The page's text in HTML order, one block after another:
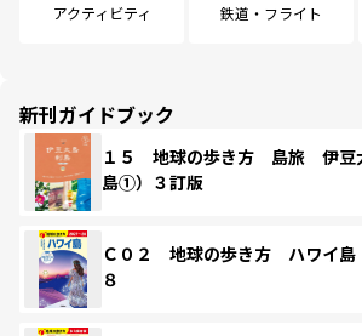
アクティビティ 鉄道・フライト
新刊ガイドブック
１５ 地球の歩き方 島旅 伊豆
島①）３訂版
Ｃ０２ 地球の歩き方 ハワイ島
８